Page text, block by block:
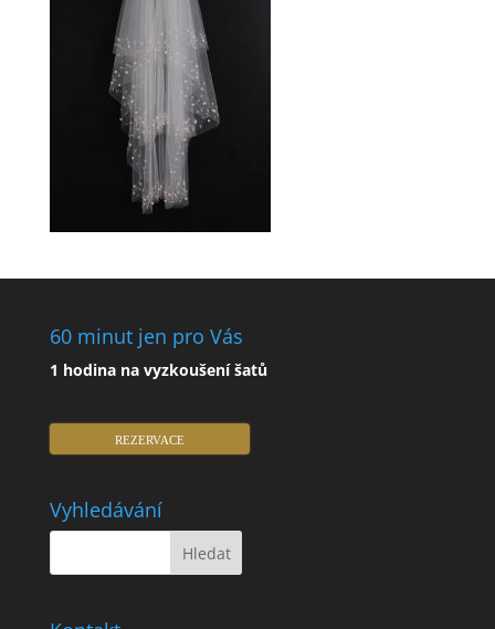
60 minut jen pro Vás
1 hodina na vyzkoušení šatů
REZERVACE
Vyhledávání